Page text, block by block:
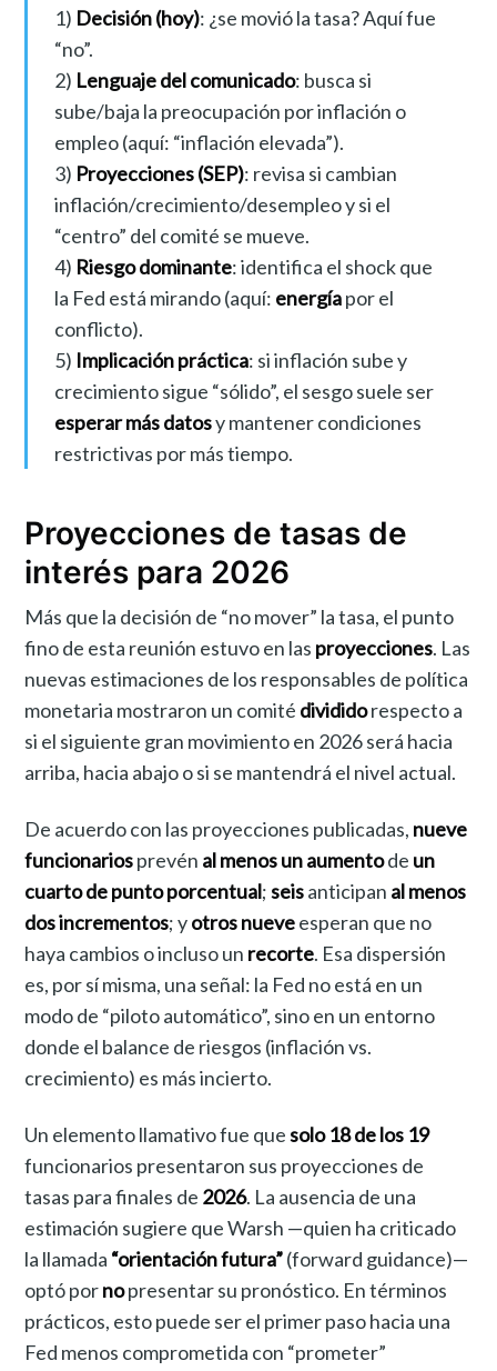
1) Decisión (hoy): ¿se movió la tasa? Aquí fue
“no”.
2) Lenguaje del comunicado: busca si
sube/baja la preocupación por inflación o
empleo (aquí: “inflación elevada”).
3) Proyecciones (SEP): revisa si cambian
inflación/crecimiento/desempleo y si el
“centro” del comité se mueve.
4) Riesgo dominante: identifica el shock que
la Fed está mirando (aquí: energíapor el
conflicto).
5) Implicación práctica: si inflación sube y
crecimiento sigue “sólido”, el sesgo suele ser
esperar más datosy mantener condiciones
restrictivas por más tiempo.
Proyecciones de tasas de
interés para 2026
Más que la decisión de “no mover” la tasa, el punto
fino de esta reunión estuvo en las proyecciones. Las
nuevas estimaciones de los responsables de política
monetaria mostraron un comité divididorespecto a
si el siguiente gran movimiento en 2026 será hacia
arriba, hacia abajo o si se mantendrá el nivel actual.
De acuerdo con las proyecciones publicadas, nueve
funcionariosprevén al menos un aumentode un
cuarto de punto porcentual;seisanticipan al menos
dos incrementos; yotros nueveesperan que no
haya cambios o incluso un recorte. Esa dispersión
es, por sí misma, una señal: la Fed no está en un
modo de “piloto automático”, sino en un entorno
donde el balance de riesgos (inflación vs.
crecimiento) es más incierto.
Un elemento llamativo fue quesolo 18 de los 19
funcionarios presentaron sus proyecciones de
tasas para finales de 2026. La ausencia de una
estimación sugiere que Warsh —quien ha criticado
la llamada “orientación futura”(forward guidance)—
optó pornopresentar su pronóstico. En términos
prácticos, esto puede ser el primer paso hacia una
Fed menos comprometida con “prometer”